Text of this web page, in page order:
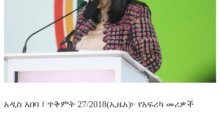
አዲስ አበባ ፤ ጥቅምት 27/2018(ኢዜአ)፦ የአፍሪካ መሪዎች